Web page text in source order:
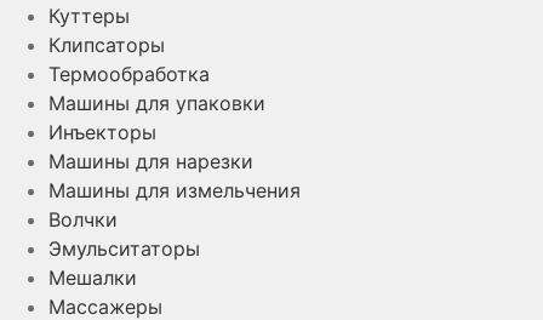
Куттеры
Клипсаторы
Термообработка
Машины для упаковки
Инъекторы
Машины для нарезки
Машины для измельчения
Волчки
Эмульситаторы
Мешалки
Массажеры